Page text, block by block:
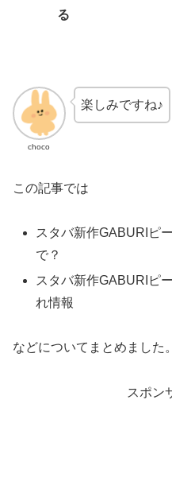
る
choco
楽しみですね♪
この記事では
スタバ新作GABURIピ
で？
スタバ新作GABURIピ
れ情報
などについてまとめました。
スポン